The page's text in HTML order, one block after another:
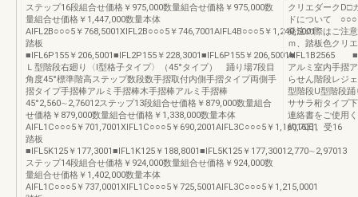
ステップ16段組合せ価格￥975,000数量組合せ価格￥975,000数
量組合せ価格￥1,447,000数量本体
AIFL2B○○○5￥768,5001XIFL2B○○○5￥746,7001AIFL4B○○○5￥1,240,5001
踏板
■IFL6P155￥206,5001■IFL2P155￥228,3001■IFL6P155￥206,5001■
Ｌ型階段右廻り〈Ⅰ型格子タイプ〉（45°タイプ） 踊り場7段目
角度45°標準階高ステップ数段数手摺取付内側手摺タイプ両側手
摺タイプ手摺棒アルミ手摺棒木手摺棒アルミ手摺棒
45°2,560∼2,76012ステップ13段組合せ価格￥879,000数量組合
せ価格￥879,000数量組合せ価格￥1,338,000数量本体
AIFL1C○○○5￥701,7001XIFL1C○○○5￥690,2001AIFL3C○○○5￥1,160,7001
踏板
■IFL5K125￥177,3001■IFL1K125￥188,8001■IFL5K125￥177,30012,770∼2,97013
ステップ14段組合せ価格￥924,000数量組合せ価格￥924,000数
量組合せ価格￥1,402,000数量本体
AIFL1C○○○5￥737,0001XIFL1C○○○5￥725,5001AIFL3C○○○5￥1,215,0001
クリエダークD□
ドについて
発注の際はご注
ｍ、踏板色ク
AIFL1B2565
アルミ室内手摺
らせん階段レジ
型階段U型階段
ササラ桁タイプ
連絡書をご使用
約16日。受16